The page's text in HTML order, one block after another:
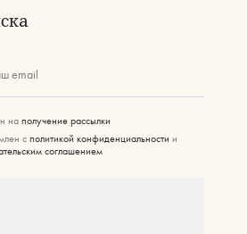
email
на получение рассылки
с политикой конфиденциальности и
соглашением